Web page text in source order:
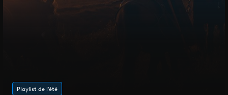
Playlist de l'été